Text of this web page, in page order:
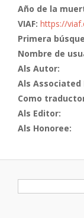
Año de la
VIAF: https://
Primera
Nombre de
Als Autor:
Als Associated
Como
Als Editor:
Als Honoree:
Formulario